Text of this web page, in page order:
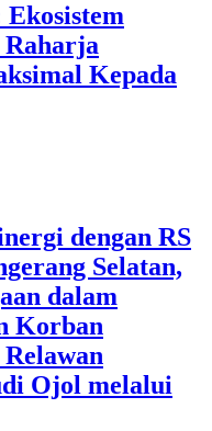
Raharja
Kepada
dengan RS
Selatan,
dalam
Korban
Ojol melalui